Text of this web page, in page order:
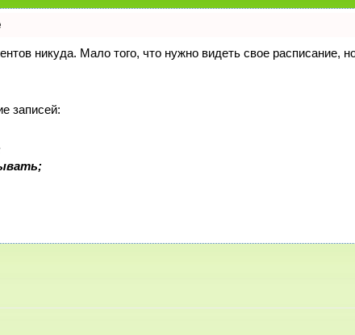
никуда. Мало того, что нужно видеть свое
записей: